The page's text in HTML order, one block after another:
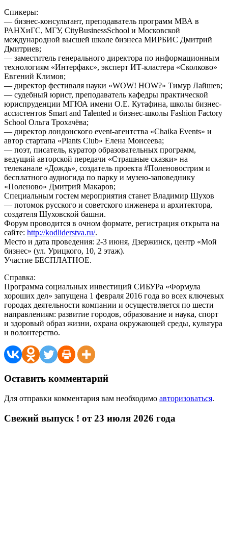
Спикеры:
— бизнес-консультант, преподаватель программ МВА в
РАНХиГС, МГУ, CityBusinessSchool и Московской
международной высшей школе бизнеса МИРБИС Дмитрий
Дмитриев;
— заместитель генерального директора по информационным
технологиям «Интерфакс», эксперт ИТ-кластера «Сколково»
Евгений Климов;
— директор фестиваля науки «WOW! HOW?» Тимур Лайшев;
— судебный юрист, преподаватель кафедры практической
юриспруденции МГЮА имени О.Е. Кутафина, школы бизнес-
ассистентов Smart and Talented и бизнес-школы Fashion Factory
School Ольга Трохачёва;
— директор лондонского event-агентства «Chaika Events» и
автор стартапа «Plants Club» Елена Моисеева;
— поэт, писатель, куратор образовательных программ,
ведущий авторской передачи «Страшные сказки» на
телеканале «Дождь», создатель проекта #Поленовострим и
бесплатного аудиогида по парку и музею-заповеднику
«Поленово» Дмитрий Макаров;
Специальным гостем мероприятия станет Владимир Шухов
— потомок русского и советского инженера и архитектора,
создателя Шуховской башни.
Форум проводится в очном формате, регистрация открыта на
сайте: http://kodliderstva.ru/.
Место и дата проведения: 2-3 июня, Дзержинск, центр «Мой
бизнес» (ул. Урицкого, 10, 2 этаж).
Участие БЕСПЛАТНОЕ.
Справка:
Программа социальных инвестиций СИБУРа «Формула
хороших дел» запущена 1 февраля 2016 года во всех ключевых
городах деятельности компании и осуществляется по шести
направлениям: развитие городов, образование и наука, спорт
и здоровый образ жизни, охрана окружающей среды, культура
и волонтерство.
Оставить комментарий
Для отправки комментария вам необходимо авторизоваться.
Свежий выпуск ! от 23 июля 2026 года